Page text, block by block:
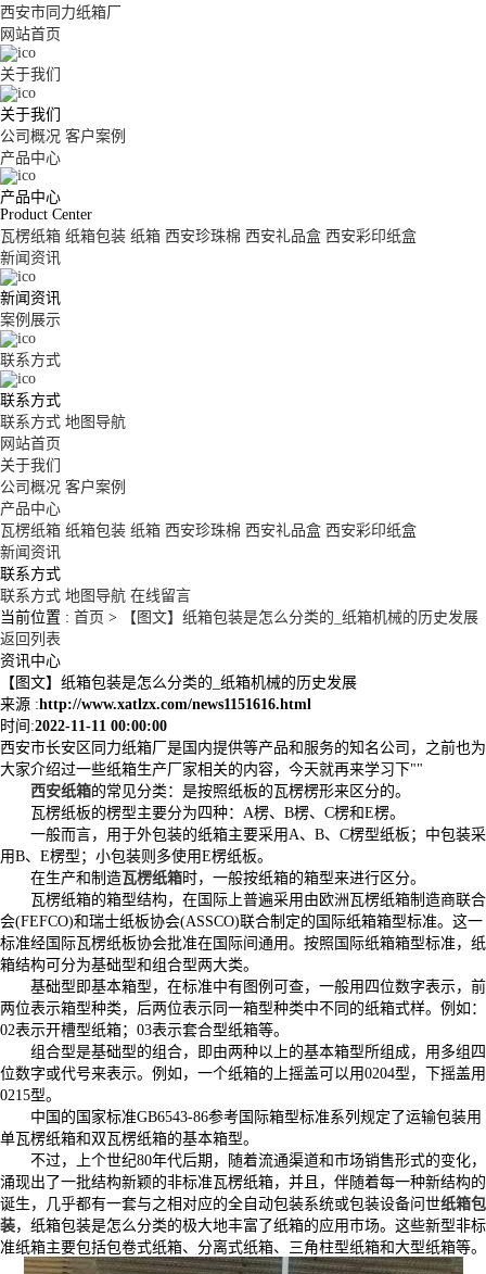
西安市同力纸箱厂
网站首页
关于我们
关于我们
公司概况 客户案例
产品中心
产品中心
Product Center
瓦楞纸箱 纸箱包装 纸箱 西安珍珠棉 西安礼品盒 西安彩印纸盒
新闻资讯
新闻资讯
案例展示
联系方式
联系方式
联系方式 地图导航
网站首页
关于我们
公司概况 客户案例
产品中心
瓦楞纸箱 纸箱包装 纸箱 西安珍珠棉 西安礼品盒 西安彩印纸盒
新闻资讯
联系方式
联系方式 地图导航 在线留言
当前位置 : 首页 >
【图文】纸箱包装是怎么分类的_纸箱机械的历史发展
返回列表
资讯中心
【图文】纸箱包装是怎么分类的_纸箱机械的历史发展
来源 :http://www.xatlzx.com/news1151616.html
时间:2022-11-11 00:00:00
西安市长安区同力纸箱厂是国内提供等产品和服务的知名公司，之前也为
大家介绍过一些纸箱生产厂家相关的内容，今天就再来学习下""
西安纸箱的常见分类：是按照纸板的瓦楞楞形来区分的。
瓦楞纸板的楞型主要分为四种：A楞、B楞、C楞和E楞。
一般而言，用于外包装的纸箱主要采用A、B、C楞型纸板；中包装采
用B、E楞型；小包装则多使用E楞纸板。
在生产和制造瓦楞纸箱时，一般按纸箱的箱型来进行区分。
瓦楞纸箱的箱型结构，在国际上普遍采用由欧洲瓦楞纸箱制造商联合
会(FEFCO)和瑞士纸板协会(ASSCO)联合制定的国际纸箱箱型标准。这一
标准经国际瓦楞纸板协会批准在国际间通用。按照国际纸箱箱型标准，纸
箱结构可分为基础型和组合型两大类。
基础型即基本箱型，在标准中有图例可查，一般用四位数字表示，前
两位表示箱型种类，后两位表示同一箱型种类中不同的纸箱式样。例如：
02表示开槽型纸箱；03表示套合型纸箱等。
组合型是基础型的组合，即由两种以上的基本箱型所组成，用多组四
位数字或代号来表示。例如，一个纸箱的上摇盖可以用0204型，下摇盖用
0215型。
中国的国家标准GB6543-86参考国际箱型标准系列规定了运输包装用
单瓦楞纸箱和双瓦楞纸箱的基本箱型。
不过，上个世纪80年代后期，随着流通渠道和巿场销售形式的变化，
涌现出了一批结构新颖的非标准瓦楞纸箱，并且，伴随着每一种新结构的
诞生，几乎都有一套与之相对应的全自动包装系统或包装设备问世纸箱包
装，纸箱包装是怎么分类的极大地丰富了纸箱的应用巿场。这些新型非标
准纸箱主要包括包卷式纸箱、分离式纸箱、三角柱型纸箱和大型纸箱等。